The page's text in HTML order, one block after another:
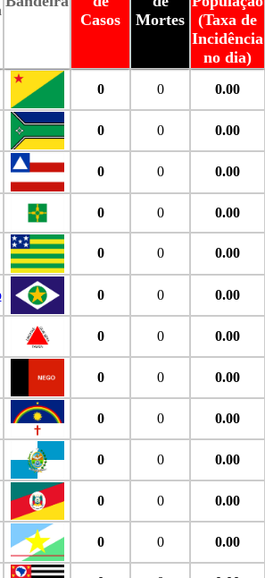
Casos
Mortes
(Taxa de
Incidência
no dia)
0 0 0.00
0 0 0.00
0 0 0.00
0 0 0.00
0 0 0.00
0 0 0.00
0 0 0.00
0 0 0.00
0 0 0.00
0 0 0.00
0 0 0.00
0 0 0.00